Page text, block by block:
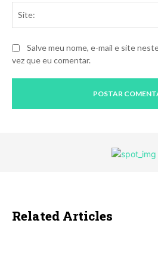
Salve meu nome, e-mail e site
vez que eu comentar.
Related Articles